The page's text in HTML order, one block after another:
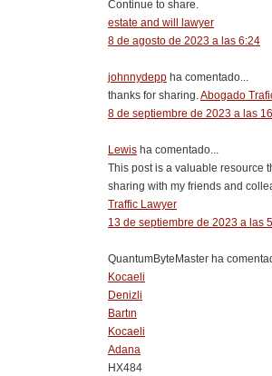
Continue to share.
estate and will lawyer
8 de agosto de 2023 a las 6:24
johnnydepp ha comentado...
thanks for sharing. Abogado
8 de septiembre de 2023 a las
Lewis ha comentado...
This post is a valuable resource
sharing with my friends and
Traffic Lawyer
13 de septiembre de 2023 a las
QuantumByteMaster ha
Kocaeli
Denizli
Bartın
Kocaeli
Adana
HX484